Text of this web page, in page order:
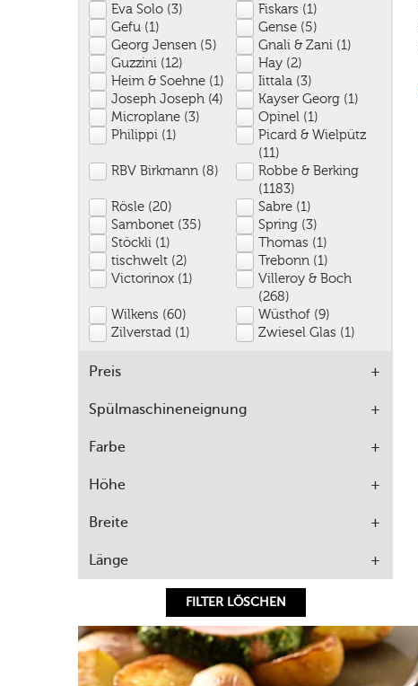
Eva Solo (3)
Fiskars (1)
Gefu (1)
Gense (5)
Georg Jensen (5)
Gnali & Zani (1)
Guzzini (12)
Hay (2)
Heim & Soehne (1)
Iittala (3)
Joseph Joseph (4)
Kayser Georg (1)
Microplane (3)
Opinel (1)
Philippi (1)
Picard & Wielpütz
(11)
RBV Birkmann (8)
Robbe & Berking
(1183)
Rösle (20)
Sabre (1)
Sambonet (35)
Spring (3)
Stöckli (1)
Thomas (1)
tischwelt (2)
Trebonn (1)
Victorinox (1)
Villeroy & Boch
(268)
Wilkens (60)
Wüsthof (9)
Zilverstad (1)
Zwiesel Glas (1)
Preis
Spülmaschineneignung
Farbe
Höhe
Breite
Länge
FILTER LÖSCHEN